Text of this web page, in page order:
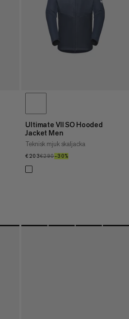
Ultimate VII SO Hooded
Jacket Men
Teknisk mjuk skaljacka
€203€203
€290€290
–30%